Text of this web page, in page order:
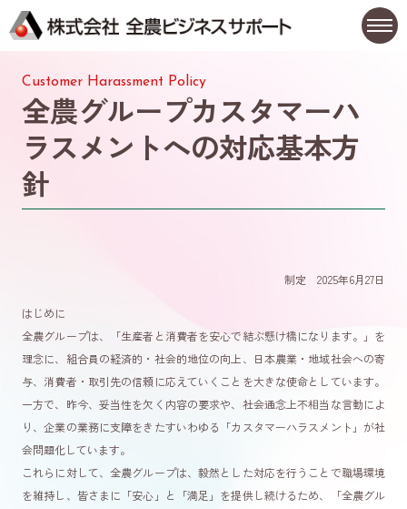
発酵そみファ
公式Instagram
公式Ｘ
公式Ｘ
Customer Harassment Policy
全農グループカスタマーハ
ラスメントへの対応基本方
針
制定 2025年6月27日
はじめに
全農グループは、「生産者と消費者を安心で結ぶ懸け橋になります。」を
理念に、組合員の経済的・社会的地位の向上、日本農業・地域社会への寄
与、消費者・取引先の信頼に応えていくことを大きな使命としています。
一方で、昨今、妥当性を欠く内容の要求や、社会通念上不相当な言動によ
り、企業の業務に支障をきたすいわゆる「カスタマーハラスメント」が社
会問題化しています。
これらに対して、全農グループは、毅然とした対応を行うことで職場環境
を維持し、皆さまに「安心」と「満足」を提供し続けるため、「全農グル